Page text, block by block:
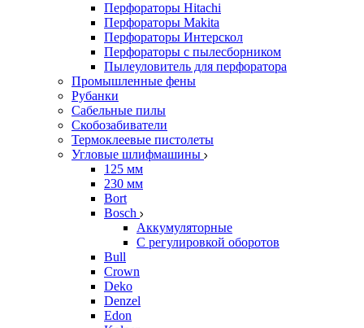
Перфораторы Hitachi
Перфораторы Makita
Перфораторы Интерскол
Перфораторы с пылесборником
Пылеуловитель для перфоратора
Промышленные фены
Рубанки
Сабельные пилы
Скобозабиватели
Термоклеевые пистолеты
Угловые шлифмашины
125 мм
230 мм
Bort
Bosch
Аккумуляторные
С регулировкой оборотов
Bull
Crown
Deko
Denzel
Edon